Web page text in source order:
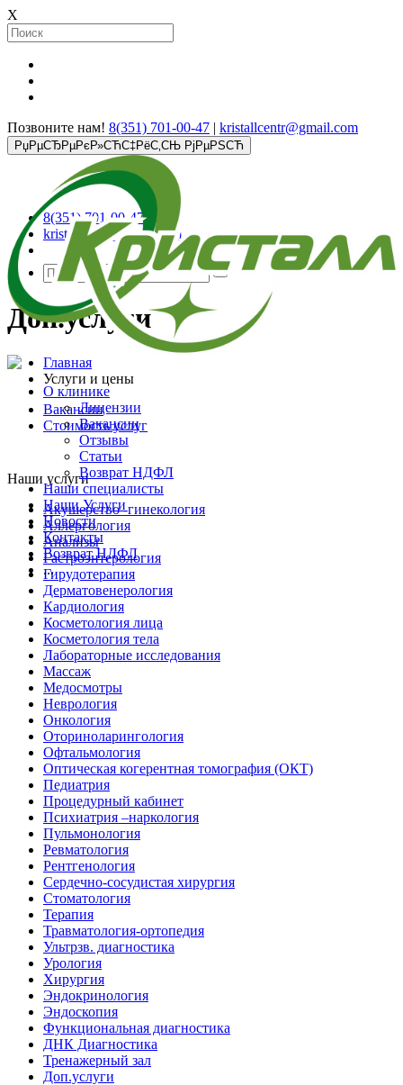
X
Позвоните нам! 8(351) 701-00-47 | kristallcentr@gmail.com
РџРµСЂРµРєР»СЋС‡РёС‚СЊ РјРµРЅСЋ
О клинике
Лицензии
Вакансии
Отзывы
Статьи
Возврат НДФЛ
Наши специалисты
Наши Услуги
Новости
Контакты
Возврат НДФЛ
...
8(351) 701-00-47
kristallcentr@gmail.com
Доп.услуги
Главная
Услуги и цены
Вакансии
Стоимость услуг
Наши услуги
Акушерство -гинекология
Аллергология
Анализы
Гастроэнтерология
Гирудотерапия
Дерматовенерология
Кардиология
Косметология лица
Косметология тела
Лабораторные исследования
Массаж
Медосмотры
Неврология
Онкология
Оториноларингология
Офтальмология
Оптическая когерентная томография (ОКТ)
Педиатрия
Процедурный кабинет
Психиатрия –наркология
Пульмонология
Ревматология
Рентгенология
Сердечно-сосудистая хирургия
Стоматология
Терапия
Травматология-ортопедия
Ультрзв. диагностика
Урология
Хирургия
Эндокринология
Эндоскопия
Функциональная диагностика
ДНК Диагностика
Тренажерный зал
Доп.услуги